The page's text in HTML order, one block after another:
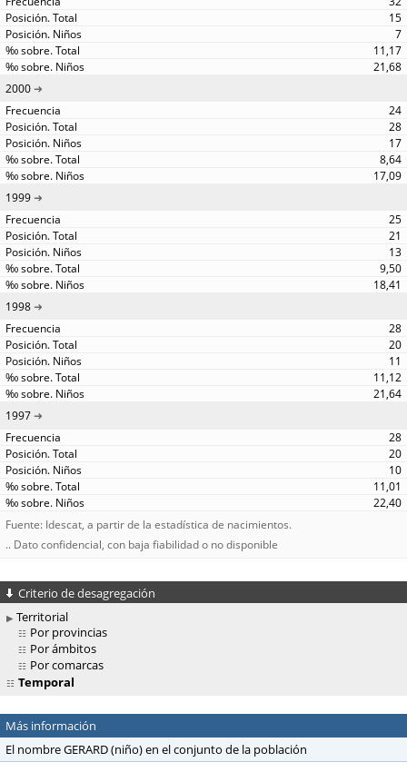
15
7
11,17
21,68
2000
24
28
17
8,64
17,09
1999
25
21
13
9,50
18,41
1998
28
20
11
11,12
21,64
1997
28
20
10
11,01
22,40
Fuente: Idescat, a partir de la estadística de nacimientos.
.. Dato confidencial, con baja fiabilidad o no disponible
Criterio de desagregación
Territorial
Por provincias
Por ámbitos
Por comarcas
Temporal
Más información
El nombre GERARD (niño) en el conjunto de la población